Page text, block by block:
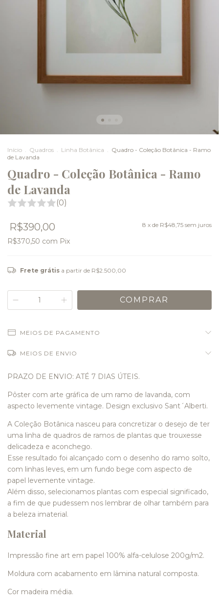
Início . Quadros . Linha Botânica . Quadro - Coleção Botânica - Ramo
de Lavanda
Quadro - Coleção Botânica - Ramo
de Lavanda
(0)
R$390,00 8 x de R$48,75 sem juros
R$370,50 com Pix
Frete grátis a partir de R$2.500,00
MEIOS DE PAGAMENTO
MEIOS DE ENVIO
PRAZO DE ENVIO: ATÉ 7 DIAS ÚTEIS.
Pôster com arte gráfica de um ramo de lavanda, com
aspecto levemente vintage. Design exclusivo Sant´Alberti.
A Coleção Botânica nasceu para concretizar o desejo de ter
uma linha de quadros de ramos de plantas que trouxesse
delicadeza e aconchego.
Esse resultado foi alcançado com o desenho do ramo solto,
com linhas leves, em um fundo bege com aspecto de
papel levemente vintage.
Além disso, selecionamos plantas com especial significado,
a fim de que pudessem nos lembrar de olhar também para
a beleza imaterial.
Material
Impressão fine art em papel 100% alfa-celulose 200g/m2.
Moldura com acabamento em lâmina natural composta.
Cor madeira média.